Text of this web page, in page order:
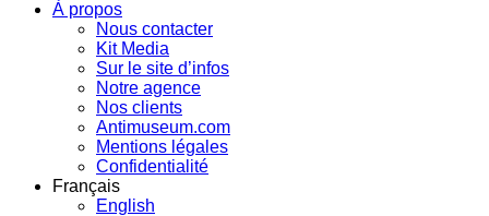
À propos
Nous contacter
Kit Media
Sur le site d’infos
Notre agence
Nos clients
Antimuseum.com
Mentions légales
Confidentialité
Français
English